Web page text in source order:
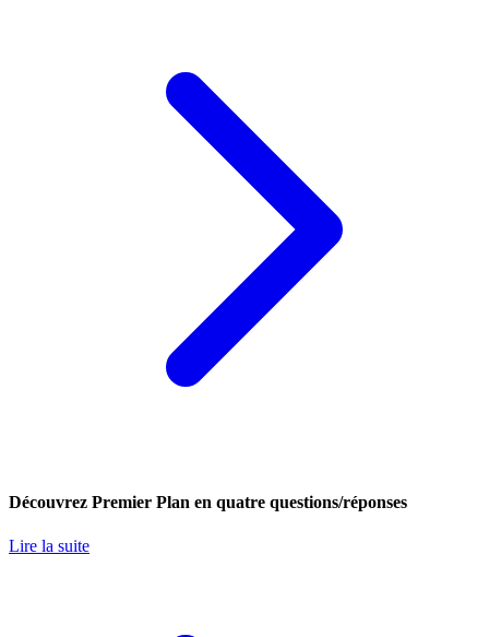
Découvrez Premier Plan en quatre questions/réponses
Lire la suite